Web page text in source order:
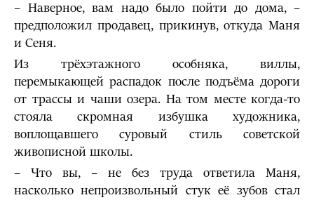
– Наверное, вам надо было пойти до дома, –
предположил продавец, прикинув, откуда Маня
и Сеня.
Из трёхэтажного особняка, виллы,
перемыкающей распадок после подъёма дороги
от трассы и чаши озера. На том месте когда-то
стояла скромная избушка художника,
воплощавшего суровый стиль советской
живописной школы.
– Что вы, – не без труда ответила Маня,
насколько непроизвольный стук её зубов стал